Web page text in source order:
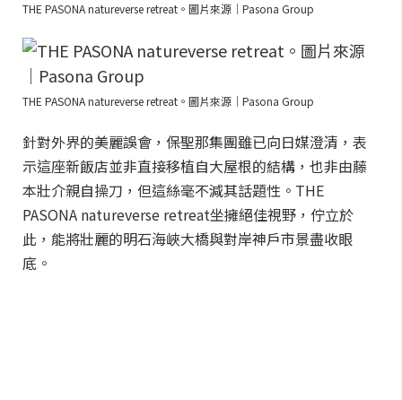
THE PASONA natureverse retreat。圖片來源｜Pasona Group
THE PASONA natureverse retreat。圖片來源｜Pasona Group
針對外界的美麗誤會，保聖那集團雖已向日媒澄清，表
示這座新飯店並非直接移植自大屋根的結構，也非由藤
本壯介親自操刀，但這絲毫不減其話題性。THE
PASONA natureverse retreat坐擁絕佳視野，佇立於
此，能將壯麗的明石海峽大橋與對岸神戶市景盡收眼
底。